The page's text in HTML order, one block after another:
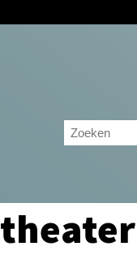
theater